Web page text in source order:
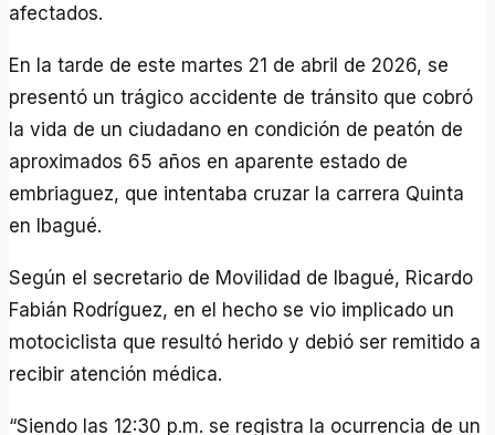
afectados.
En la tarde de este martes 21 de abril de 2026, se
presentó un trágico accidente de tránsito que cobró
la vida de un ciudadano en condición de peatón de
aproximados 65 años en aparente estado de
embriaguez, que intentaba cruzar la carrera Quinta
en Ibagué.
Según el secretario de Movilidad de Ibagué, Ricardo
Fabián Rodríguez, en el hecho se vio implicado un
motociclista que resultó herido y debió ser remitido a
recibir atención médica.
“Siendo las 12:30 p.m. se registra la ocurrencia de un